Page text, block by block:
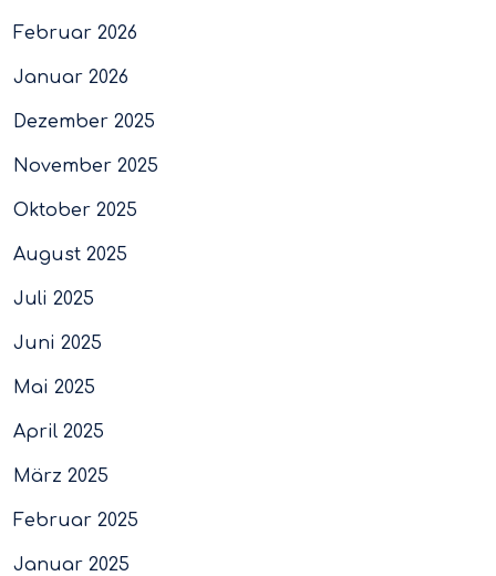
Februar 2026
Januar 2026
Dezember 2025
November 2025
Oktober 2025
August 2025
Juli 2025
Juni 2025
Mai 2025
April 2025
März 2025
Februar 2025
Januar 2025